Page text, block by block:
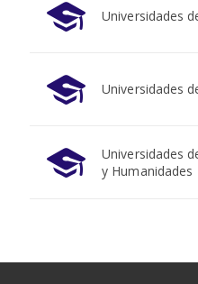
Universidades
Universidades
Universidades
y Humanidades